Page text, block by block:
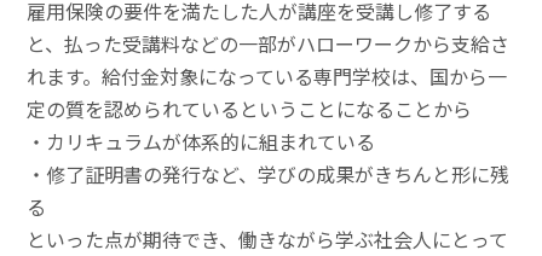
雇用保険の要件を満たした人が講座を受講し修了する
と、払った受講料などの一部がハローワークから支給さ
れます。給付金対象になっている専門学校は、国から一
定の質を認められているということになることから
・カリキュラムが体系的に組まれている
・修了証明書の発行など、学びの成果がきちんと形に残
る
といった点が期待でき、働きながら学ぶ社会人にとって